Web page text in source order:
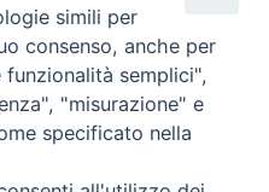
- Fax.: 06.9323844
Ore: 9:00 - 13:00
simili per
consenso, anche per
semplici",
"misurazione" e
specificato nella